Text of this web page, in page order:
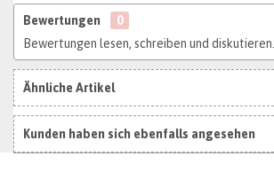
Bewertungen
0
Bewertungen lesen, schreiben und diskutieren...
Ähnliche Artikel
Kunden haben sich ebenfalls angesehen